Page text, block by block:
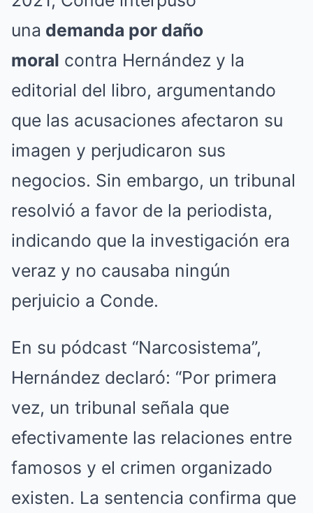
una demanda por daño
moral contra Hernández y la
editorial del libro, argumentando
que las acusaciones afectaron su
imagen y perjudicaron sus
negocios. Sin embargo, un tribunal
resolvió a favor de la periodista,
indicando que la investigación era
veraz y no causaba ningún
perjuicio a Conde.
En su pódcast “Narcosistema”,
Hernández declaró: “Por primera
vez, un tribunal señala que
efectivamente las relaciones entre
famosos y el crimen organizado
existen. La sentencia confirma que